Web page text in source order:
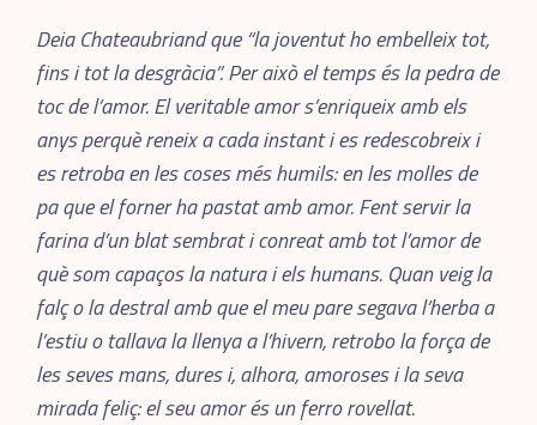
Deia Chateaubriand que “la joventut ho embelleix tot,
fins i tot la desgràcia”. Per això el temps és la pedra de
toc de l’amor. El veritable amor s’enriqueix amb els
anys perquè reneix a cada instant i es redescobreix i
es retroba en les coses més humils: en les molles de
pa que el forner ha pastat amb amor. Fent servir la
farina d’un blat sembrat i conreat amb tot l’amor de
què som capaços la natura i els humans. Quan veig la
falç o la destral amb que el meu pare segava l’herba a
l’estiu o tallava la llenya a l’hivern, retrobo la força de
les seves mans, dures i, alhora, amoroses i la seva
mirada feliç: el seu amor és un ferro rovellat.